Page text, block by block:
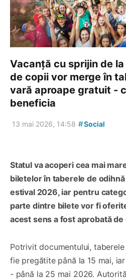
Vacanță cu sprijin de
de copii vor merge în
vară aproape gratuit -
beneficia
13 mai 2026, 14:58 #Social
Statul va acoperi cea mai
biletelor în taberele de
estival 2026, iar pentru
parte dintre bilete vor fi
acest sens a fost aprobată
Potrivit documentului,
fie pregătite până la 15 mai,
- până la 25 mai 2026.